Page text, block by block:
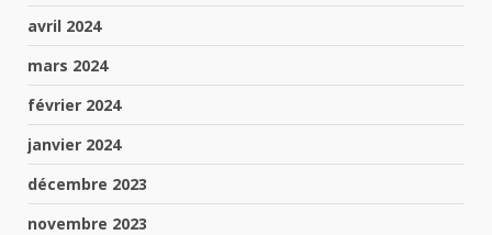
avril 2024
mars 2024
février 2024
janvier 2024
décembre 2023
novembre 2023